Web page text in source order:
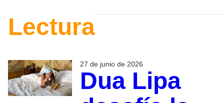
Lectura
27 de junio de 2026
Dua Lipa